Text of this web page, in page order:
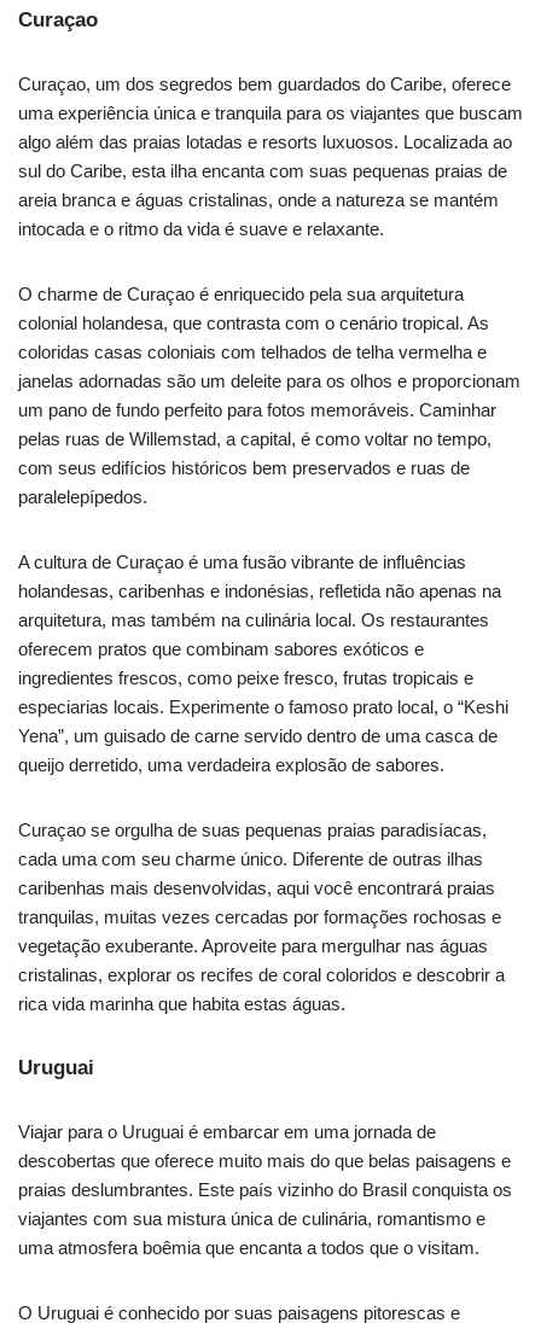
Curaçao
Curaçao, um dos segredos bem guardados do Caribe, oferece
uma experiência única e tranquila para os viajantes que buscam
algo além das praias lotadas e resorts luxuosos. Localizada ao
sul do Caribe, esta ilha encanta com suas pequenas praias de
areia branca e águas cristalinas, onde a natureza se mantém
intocada e o ritmo da vida é suave e relaxante.
O charme de Curaçao é enriquecido pela sua arquitetura
colonial holandesa, que contrasta com o cenário tropical. As
coloridas casas coloniais com telhados de telha vermelha e
janelas adornadas são um deleite para os olhos e proporcionam
um pano de fundo perfeito para fotos memoráveis. Caminhar
pelas ruas de Willemstad, a capital, é como voltar no tempo,
com seus edifícios históricos bem preservados e ruas de
paralelepípedos.
A cultura de Curaçao é uma fusão vibrante de influências
holandesas, caribenhas e indonésias, refletida não apenas na
arquitetura, mas também na culinária local. Os restaurantes
oferecem pratos que combinam sabores exóticos e
ingredientes frescos, como peixe fresco, frutas tropicais e
especiarias locais. Experimente o famoso prato local, o “Keshi
Yena”, um guisado de carne servido dentro de uma casca de
queijo derretido, uma verdadeira explosão de sabores.
Curaçao se orgulha de suas pequenas praias paradisíacas,
cada uma com seu charme único. Diferente de outras ilhas
caribenhas mais desenvolvidas, aqui você encontrará praias
tranquilas, muitas vezes cercadas por formações rochosas e
vegetação exuberante. Aproveite para mergulhar nas águas
cristalinas, explorar os recifes de coral coloridos e descobrir a
rica vida marinha que habita estas águas.
Uruguai
Viajar para o Uruguai é embarcar em uma jornada de
descobertas que oferece muito mais do que belas paisagens e
praias deslumbrantes. Este país vizinho do Brasil conquista os
viajantes com sua mistura única de culinária, romantismo e
uma atmosfera boêmia que encanta a todos que o visitam.
O Uruguai é conhecido por suas paisagens pitorescas e